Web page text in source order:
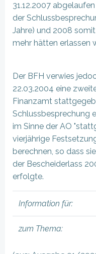
31.12.2007
der
Jahre) und 2008
mehr hätten erlassen
Der BFH verwies
22.03.2004 eine
Finanzamt
Schlussbesprechung
im Sinne der AO
vierjährige
berechnen, so dass
der Bescheiderlass
erfolgte.
Information für:
zum Thema: